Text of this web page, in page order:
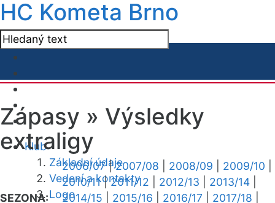
HC Kometa Brno
Klub
Základní údaje
Vedení a kontakty
Logo
Zápasy » Výsledky
extraligy
SEZONA:
2006/07|2007/08 2008/09 2009/10
2010/11|2011/12 2012/13 2013/14
2014/15
2015/16 2016/17 2017/18